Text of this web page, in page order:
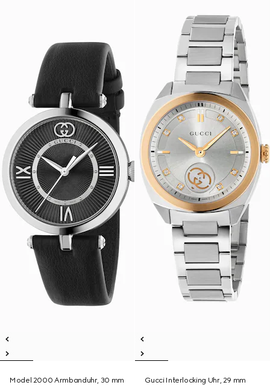
Model 2000 Armbanduhr, 30 mm
Gucci Interlocking Uhr, 29 mm